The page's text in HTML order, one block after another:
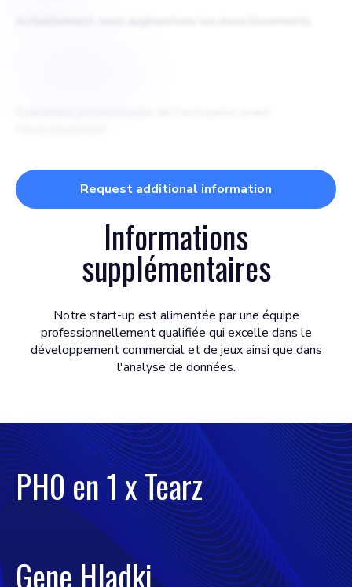
Request additional information
Informations
supplémentaires
Notre start-up est alimentée par une équipe
professionnellement qualifiée qui excelle dans le
développement commercial et de jeux ainsi que dans
l'analyse de données.
PH0 en 1 x Tearz
Gene Hladki